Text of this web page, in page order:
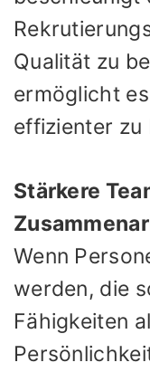
Qualität zu
ermöglicht
effizienter zu
Stärkere
Wenn
werden, die
Fähigkeiten